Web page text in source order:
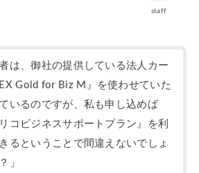
staff
者は、御社の提供している法人カー
EX Gold for Biz M』を使わせていた
いるのですが、私も申し込めば
リコビジネスサポートプラン』を利
るということで間違えないでしょ
」